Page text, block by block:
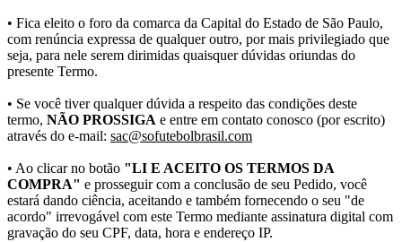
• Fica eleito o foro da comarca da Capital do Estado de São Paulo,
com renúncia expressa de qualquer outro, por mais privilegiado que
seja, para nele serem dirimidas quaisquer dúvidas oriundas do
presente Termo.
• Se você tiver qualquer dúvida a respeito das condições deste
termo, NÃO PROSSIGA e entre em contato conosco (por escrito)
através do e-mail: sac@sofutebolbrasil.com
• Ao clicar no botão "LI E ACEITO OS TERMOS DA
COMPRA" e prosseguir com a conclusão de seu Pedido, você
estará dando ciência, aceitando e também fornecendo o seu "de
acordo" irrevogável com este Termo mediante assinatura digital com
gravação do seu CPF, data, hora e endereço IP.